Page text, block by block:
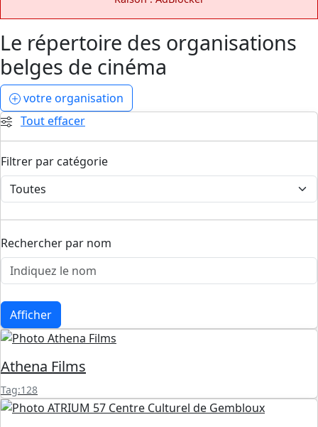
Le répertoire des organisations
belges de cinéma
votre organisation
Tout effacer
Filtrer par catégorie
Rechercher par nom
Afficher
Athena Films
Tag:128